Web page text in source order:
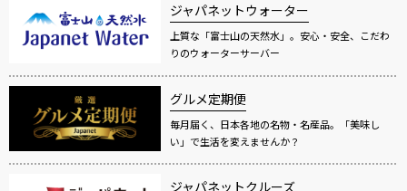
ジャパネットウォーター
上質な「富士山の天然水」。安心・安全、こだわ
りのウォーターサーバー
グルメ定期便
毎月届く、日本各地の名物・名産品。「美味し
い」で生活を変えませんか？
ジャパネットクルーズ